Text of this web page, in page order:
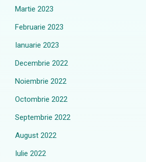
Martie 2023
Februarie 2023
Ianuarie 2023
Decembrie 2022
Noiembrie 2022
Octombrie 2022
Septembrie 2022
August 2022
Iulie 2022